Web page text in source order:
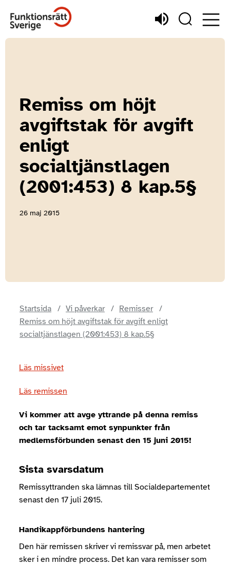
Remiss om höjt
avgiftstak för avgift
enligt
socialtjänstlagen
(2001:453) 8 kap.5§
26 maj 2015
Startsida Vi påverkar
Remisser
Remiss om höjt avgiftstak för avgift enligt
socialtjänstlagen (2001:453) 8 kap.5§
Läs missivet
Läs remissen
Vi kommer att avge yttrande på denna remiss
och tar tacksamt emot synpunkter från
medlemsförbunden senast den 15 juni 2015!
Sista svarsdatum
Remissyttranden ska lämnas till Socialdepartementet
senast den 17 juli 2015.
Handikappförbundens hantering
Den här remissen skriver vi remissvar på, men arbetet
sker i en mindre process. Det kan vara remisser som